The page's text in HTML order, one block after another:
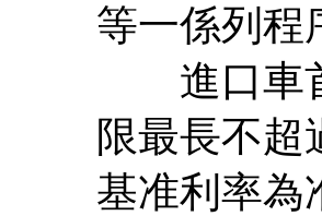
等一係列程
進口車首
限最長不超
基准利率為